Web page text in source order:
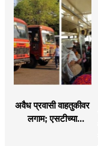
अवैध प्रवासी वाहतुकीवर
लगाम; एसटीच्या